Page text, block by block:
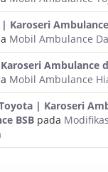
Karoseri
Mobil Ambulance
Ambulance
Mobil Ambulance
| Karoseri
BSB pada